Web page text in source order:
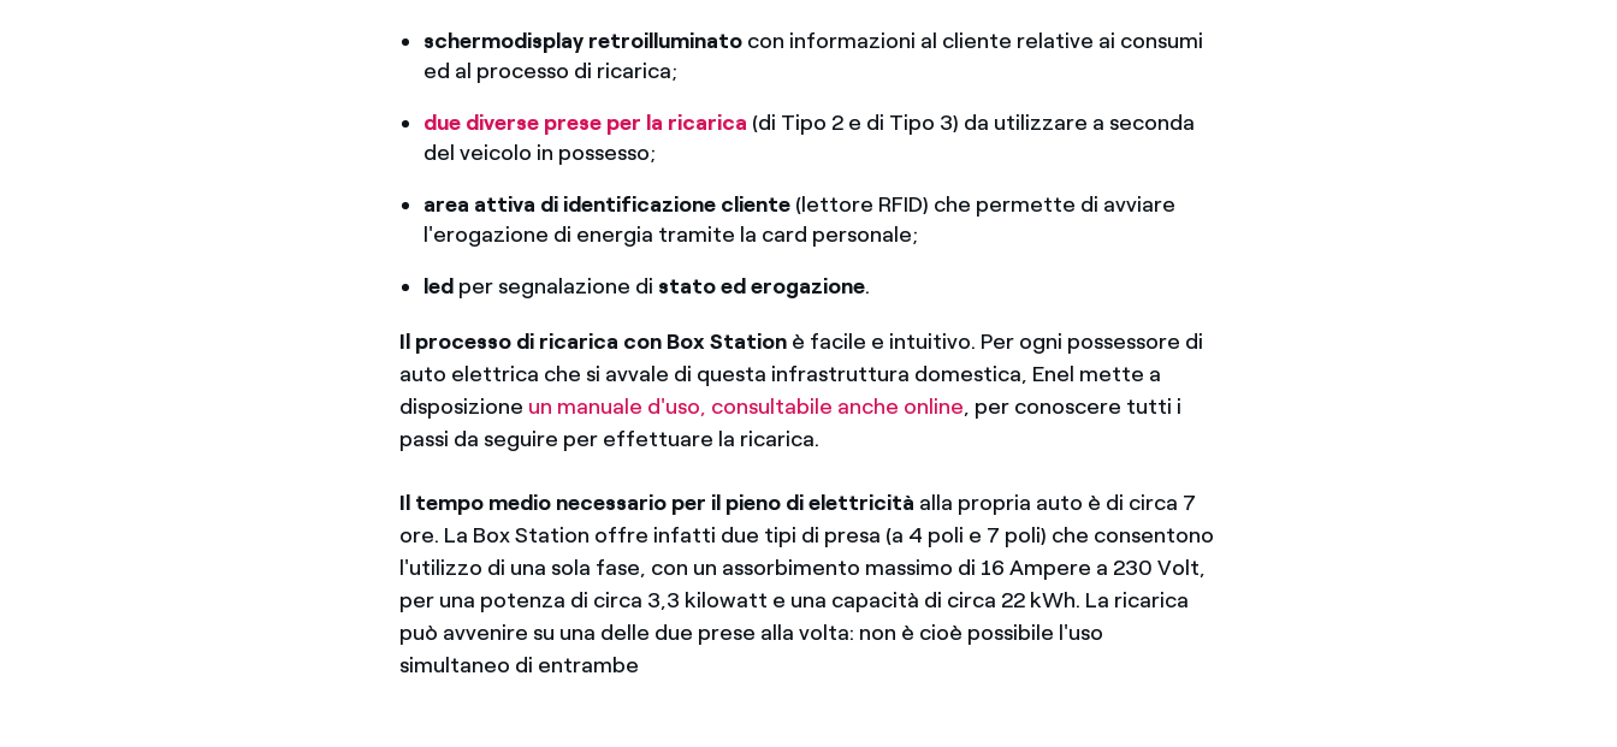
schermodisplay retroilluminato con informazioni al cliente relative ai consumi
ed al processo di ricarica;
due diverse prese per la ricarica (di Tipo 2 e di Tipo 3) da utilizzare a seconda
del veicolo in possesso;
area attiva di identificazione cliente (lettore RFID) che permette di avviare
l'erogazione di energia tramite la card personale;
led per segnalazione di stato ed erogazione.
Il processo di ricarica con Box Station è facile e intuitivo. Per ogni possessore di
auto elettrica che si avvale di questa infrastruttura domestica, Enel mette a
disposizione un manuale d'uso, consultabile anche online, per conoscere tutti i
passi da seguire per effettuare la ricarica.
Il tempo medio necessario per il pieno di elettricità alla propria auto è di circa 7
ore. La Box Station offre infatti due tipi di presa (a 4 poli e 7 poli) che consentono
l'utilizzo di una sola fase, con un assorbimento massimo di 16 Ampere a 230 Volt,
per una potenza di circa 3,3 kilowatt e una capacità di circa 22 kWh. La ricarica
può avvenire su una delle due prese alla volta: non è cioè possibile l'uso
simultaneo di entrambe